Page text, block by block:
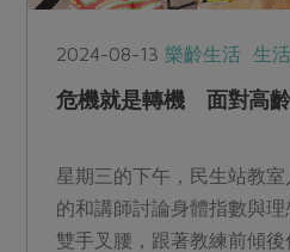
2024-08-13 樂齡生活 生
危機就是轉機 面對高
星期三的下午，民生站教
的和講師討論身體指數與
雙手叉腰，跟著教練前傾